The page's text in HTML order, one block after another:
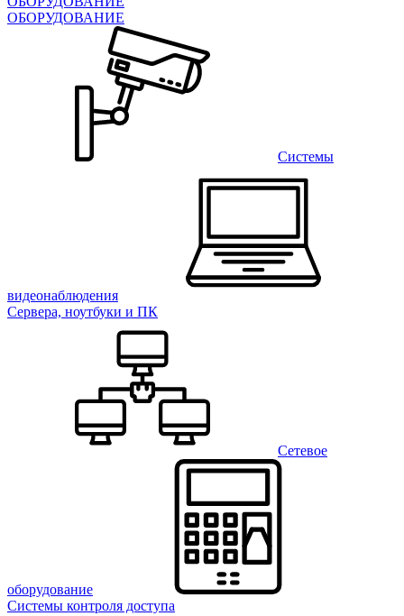
ОБОРУДОВАНИЕ
Системы
видеонаблюдения
Сервера, ноутбуки и ПК
Сетевое
оборудование
Системы контроля доступа